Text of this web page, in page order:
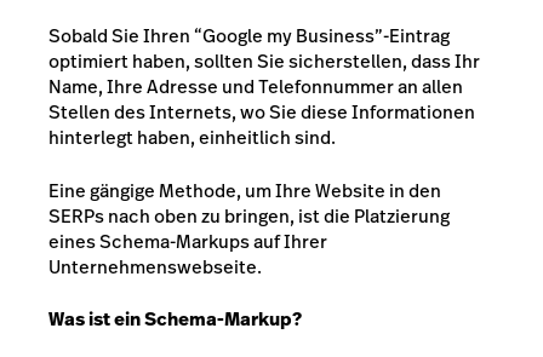
Sobald Sie Ihren “Google my Business”-Eintrag
optimiert haben, sollten Sie sicherstellen, dass Ihr
Name, Ihre Adresse und Telefonnummer an allen
Stellen des Internets, wo Sie diese Informationen
hinterlegt haben, einheitlich sind.
Eine gängige Methode, um Ihre Website in den
SERPs nach oben zu bringen, ist die Platzierung
eines Schema-Markups auf Ihrer
Unternehmenswebseite.
Was ist ein Schema-Markup?